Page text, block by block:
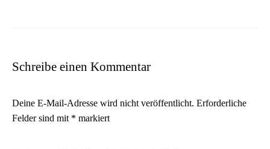
Schreibe einen Kommentar
Deine E-Mail-Adresse wird nicht veröffentlicht. Erforderliche
Felder sind mit * markiert